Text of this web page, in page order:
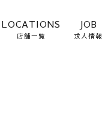
LOCATIONS
店舗一覧
JOB
求人情報